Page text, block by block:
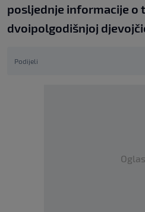
posljednje informacije o
dvoipolgodišnjoj
Podijeli
Oglas